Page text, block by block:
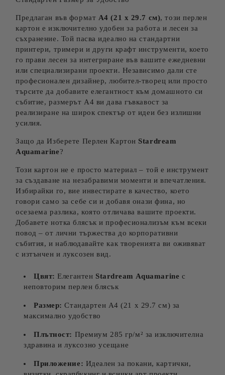
Предлаган във формат A4 (21 x 29.7 см), този перлен
картон е изключително удобен за работа и лесен за
съхранение. Той пасва идеално на стандартни
принтери, тримери и други крафт инструменти, което
го прави лесен за интегриране във вашите ежедневни
или специализирани проекти. Независимо дали сте
професионален дизайнер, любител-творец или просто
търсите да добавите елегантност към домашното си
събитие, размерът А4 ви дава гъвкавост за
реализиране на широк спектър от идеи без излишни
усилия.
Защо да Изберете Перлен Картон Stardream
Aquamarine?
Този картон не е просто материал – той е инструмент
за създаване на незабравими моменти и впечатления.
Избирайки го, вие инвестирате в качество, което
говори само за себе си и добавя онази фина, но
осезаема разлика, която отличава вашите проекти.
Добавете нотка блясък и професионализъм към всеки
повод – от лични тържества до корпоративни
събития, и наблюдавайте как творенията ви оживяват
с изтънчен и луксозен вид.
Цвят: Елегантен Stardream Aquamarine с
неповторим перлен блясък
Размер: Стандартен A4 (21 x 29.7 см) за
максимално удобство
Плътност: Премиум 285 гр/м² за изключителна
здравина и луксозно усещане
Приложение: Идеален за покани, картички,